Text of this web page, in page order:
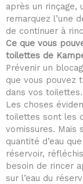
après un rinçage,
remarquez l’une
de continuer à
Ce que vous
toilettes de
Prévenir un
que vous pouvez
dans vos toilettes.
Les choses
toilettes sont les
vomissures. Mais
quantité d’eau
réservoir,
besoin de rincer
sur l’eau du